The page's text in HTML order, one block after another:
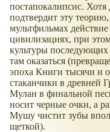
постапокалипсис.
подтвердит эту
мультфильмах
цивилизациях, при
культуры
там оказаться
эпоха Книги тысячи и
стаканчики в древней
Мулан в финальной
носит черные очки, а
Мушу чистит зубы
щеткой).